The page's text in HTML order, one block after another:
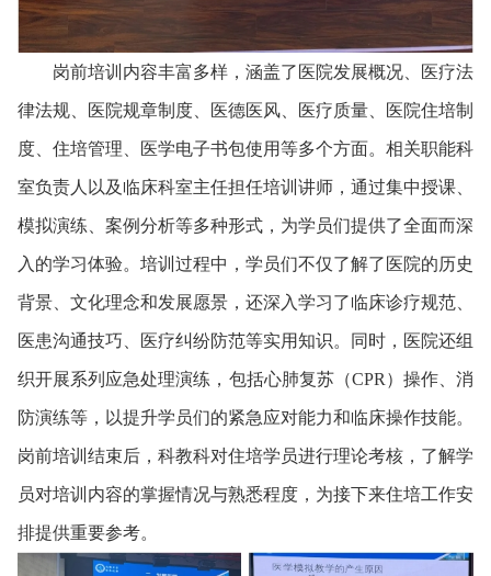
岗前培训内容丰富多样，涵盖了医院发展概况、医疗法
律法规、医院规章制度、医德医风、医疗质量、医院住培制
度、住培管理、医学电子书包使用等多个方面。相关职能科
室负责人以及临床科室主任担任培训讲师，通过集中授课、
模拟演练、案例分析等多种形式，为学员们提供了全面而深
入的学习体验。培训过程中，学员们不仅了解了医院的历史
背景、文化理念和发展愿景，还深入学习了临床诊疗规范、
医患沟通技巧、医疗纠纷防范等实用知识。同时，医院还组
织开展系列应急处理演练，包括心肺复苏（CPR）操作、消
防演练等，以提升学员们的紧急应对能力和临床操作技能。
岗前培训结束后，科教科对住培学员进行理论考核，了解学
员对培训内容的掌握情况与熟悉程度，为接下来住培工作安
排提供重要参考。